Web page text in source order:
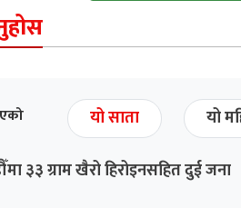
यो साता यो
३३ ग्राम खैरो हिरोइनसहित दुई जना